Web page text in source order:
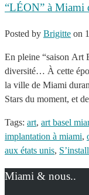
“LÉON” à
Posted by Brigitte on
En pleine “saison Art
diversité… À cette
la ville de Miami
Stars du moment, et
Tags: art, art basel
implantation à miami,
aux états unis,
Miami & nous..